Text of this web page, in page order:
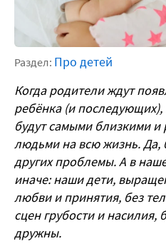
Раздел: Про детей
Когда родители ждут
ребёнка (и последующих),
будут самыми близкими и
людьми на всю жизнь. Да,
других проблемы. А в
иначе: наши дети,
любви и принятия, без
сцен грубости и насилия,
дружны.